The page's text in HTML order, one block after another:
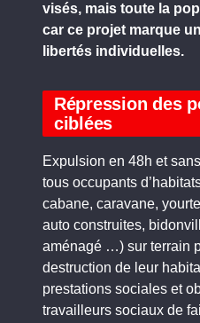
visés, mais toute la
car ce projet marque
libertés individuelles.
Répression des
ciblées
Expulsion en 48h et
tous occupants
cabane, caravane,
auto construites,
aménagé …) sur terrain
destruction de leur
prestations sociales et
travailleurs sociaux de